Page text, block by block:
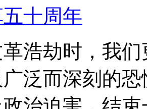
十周年
浩劫时，我
泛而深刻的